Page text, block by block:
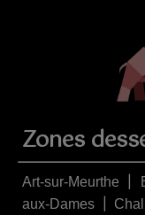
Zones
Art-sur-Meurthe
aux-Dames